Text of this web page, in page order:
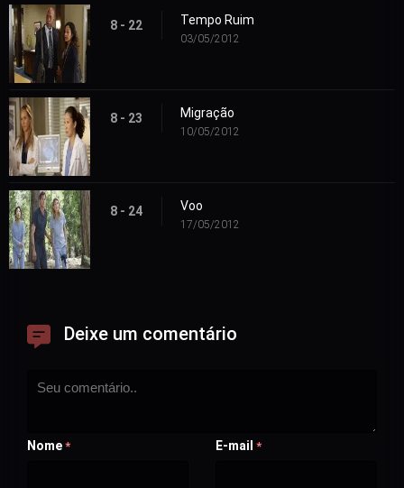
8 - 22 Tempo Ruim
03/05/2012
8 - 23 Migração
10/05/2012
8 - 24 Voo
17/05/2012
Deixe um comentário
Nome * E-mail *